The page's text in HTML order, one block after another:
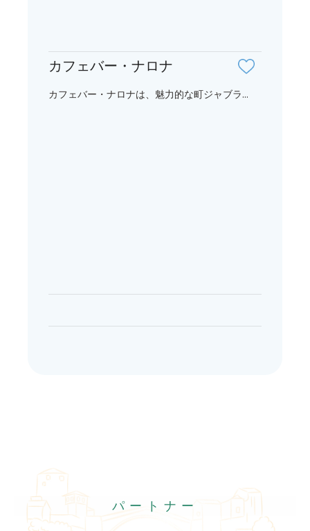
カフェバー・ナロナ
カフェバー・ナロナは、魅力的な町ジャブラ...
パートナー